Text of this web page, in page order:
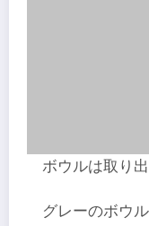
ボウルは取り
グレーのボウ